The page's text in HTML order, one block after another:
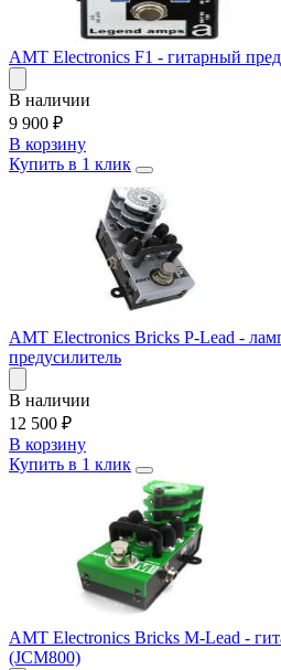
AMT Electronics F1 - гитарный
В наличии
9 900 ₽
В корзину
Купить в 1 клик
AMT Electronics Bricks P-Lead -
предусилитель
В наличии
12 500 ₽
В корзину
Купить в 1 клик
AMT Electronics Bricks M-Lead -
(JCM800)